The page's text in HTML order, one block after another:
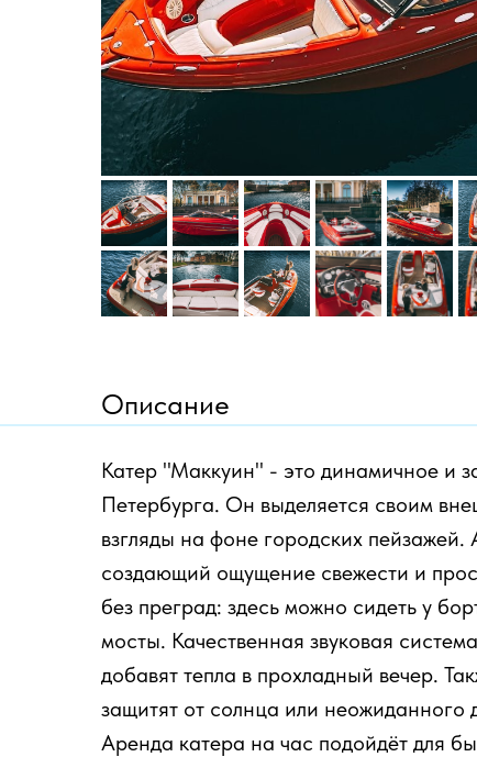
Описание
Катер "Маккуин" - это динамичное и
Петербурга. Он выделяется своим
взгляды на фоне городских
создающий ощущение свежести и
без преград: здесь можно сидеть у
мосты. Качественная звуковая
добавят тепла в прохладный вечер.
защитят от солнца или
Аренда катера на час подойдёт для